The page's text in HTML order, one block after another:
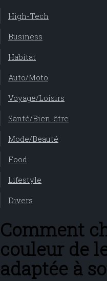
High-Tech
Business
Habitat
Auto/Moto
Voyage/Loisirs
Santé/Bien-être
Mode/Beauté
Food
Lifestyle
Divers
Comment
couleur de
adaptée à